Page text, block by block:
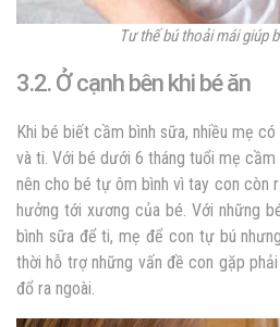
Tư thế bú thoải mái giúp
3.2. Ở cạnh bên khi bé ăn
Khi bé biết cầm bình sữa, nhiều mẹ
và ti. Với bé dưới 6 tháng tuổi mẹ cầm
nên cho bé tự ôm bình vì tay con còn
hưởng tới xương của bé. Với những
bình sữa để ti, mẹ để con tự bú
thời hỗ trợ những vấn đề con gặp
đổ ra ngoài.